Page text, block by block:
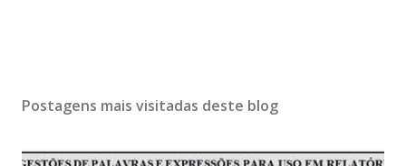
Postagens mais visitadas deste blog